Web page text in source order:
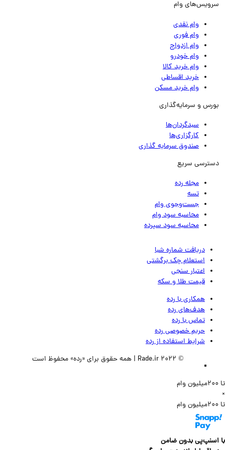
وام
وام نقدی
وام فوری
وام ازدواج
وام خودرو
وام خرید کالا
خرید اقساطی
وام خرید مسکن
و سرمایه‌گذاری
سبدگردان‌ها
کارگزاری‌ها
صندوق سرمایه گذاری
سریع
مجله رده
تسه
جست‌وجوی وام
محاسبه سود وام
محاسبه سود سپرده
دریافت شماره شبا
استعلام چک برگشتی
اعتبار سنجی
قیمت طلا و سکه
همکاری با رده
هدف‌های رده
تماس‌ با‌ رده
حریم خصوصی رده
شرایط استفاده از رده
بدون ضامن